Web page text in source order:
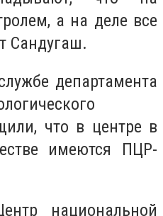
а на деле все
Сандугаш.
департамента
что в центре в
имеются ПЦР-
национальной